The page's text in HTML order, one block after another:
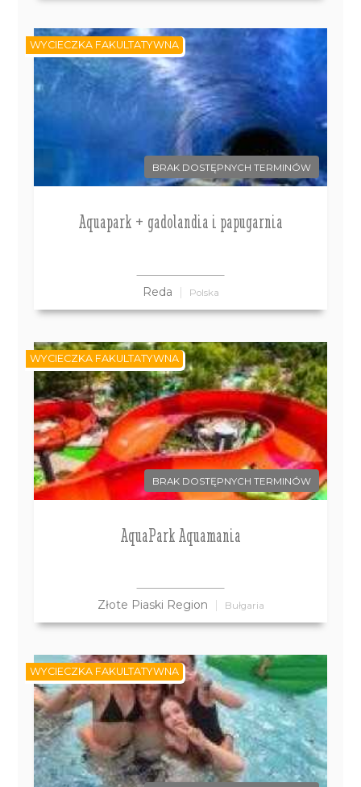
BRAK DOSTĘPNYCH TERMINÓW
Aquapark + gadolandia i papugarnia
Reda Polska
WYCIECZKA FAKULTATYWNA
BRAK DOSTĘPNYCH TERMINÓW
AquaPark Aquamania
Złote Piaski Region Bułgaria
WYCIECZKA FAKULTATYWNA
WYCIECZKA FAKULTATYWNA